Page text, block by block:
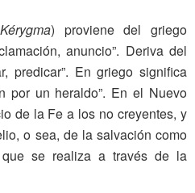
Kérygma) proviene del griego
anuncio”. Deriva del
predicar”. En griego significa
por un heraldo”. En el Nuevo
de la Fe a los no creyentes, y
o sea, de la salvación como
se realiza a través de la